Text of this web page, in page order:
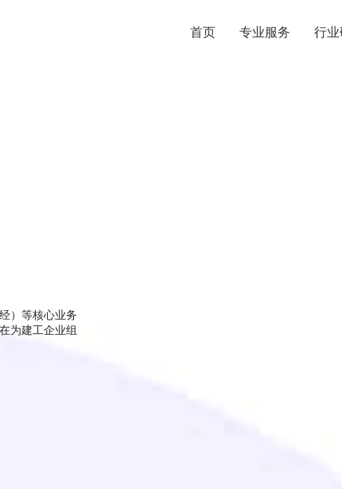
首页 专业服务 行
）等核心业务
为建工企业组